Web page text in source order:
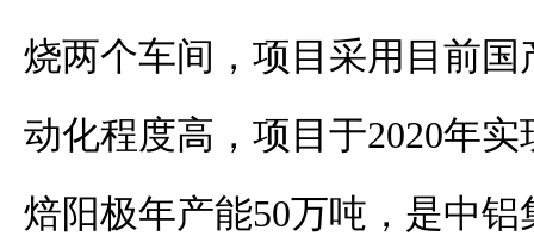
烧两个车间，项目采用目前
动化程度高， 项目于2020年实
焙阳极年产能50万吨，是中铝